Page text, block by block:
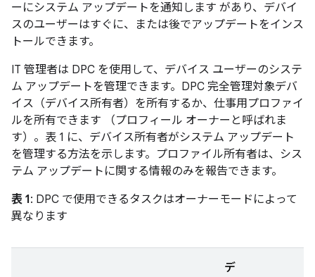
ーにシステム アップデートを通知します があり、デバイ
スのユーザーはすぐに、または後でアップデートをインス
トールできます。
IT 管理者は DPC を使用して、デバイス ユーザーのシステ
ム アップデートを管理できます。DPC 完全管理対象デバ
イス（デバイス所有者）を所有するか、仕事用プロファイ
ルを所有できます （プロフィール オーナーと呼ばれま
す）。表 1 に、デバイス所有者がシステム アップデート
を管理する方法を示します。プロファイル所有者は、シス
テム アップデートに関する情報のみを報告できます。
表 1: DPC で使用できるタスクはオーナーモードによって
異なります
デ